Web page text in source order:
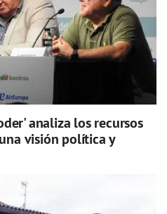
analiza los recursos
visión política y